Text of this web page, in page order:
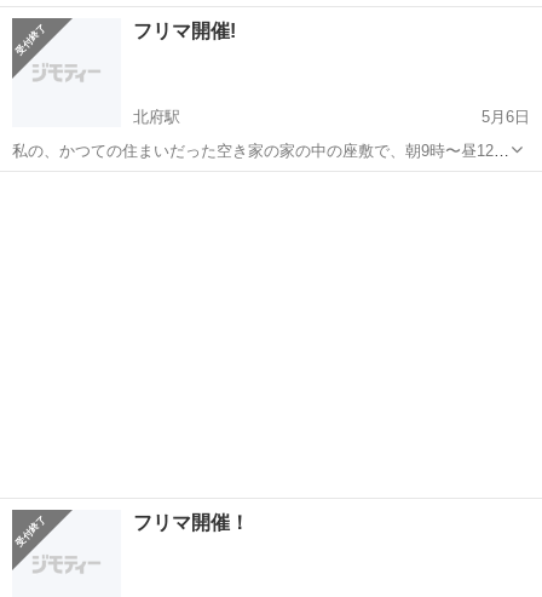
蓬莱町の蔵の辻を会場に開催 ６月１５日（日）10:00〜15:00 月曜以降
にまちづくり武生株式会社までお問合せください info@machi-
take.com
福井 武生駅
フリマ開催!
北府駅
5月6日
私の、かつての住まいだった空き家の家の中の座敷で、朝9時〜昼12
時、フリマ開催します！住所は越前市安養寺町38-58-2で、少しだけ坂
フリマ開催！